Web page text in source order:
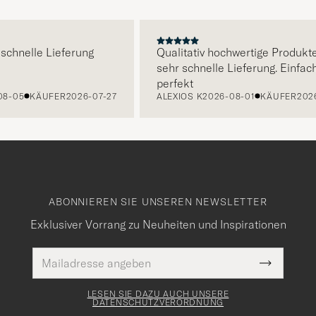
Lieferung
KÄUFER 2026-07-27
Qualitativ hochwertige Produkte
sehr schnelle Lieferung. Einfach
perfekt
ALEXIOS K2026-08-01 KÄUFER 2026-
ABONNIEREN SIE UNSEREN NEWSLETTER
Exklusiver Vorrang zu Neuheiten und Inspirationen
Mail
Adresse
Pflichtfeld
Submit
Newsletter
LESEN SIE DAZU AUCH UNSERE
DATENSCHUTZVERORDNUNG